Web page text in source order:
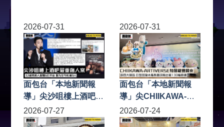
2026-07-31
面包台「本地新聞報
導」尖沙咀樓上酒吧嚴
重傷人案 32歲男商人
留醫6日不治 警方至今
2026-07-31
面包台「本地新聞報
導」尖CHIIKAWA-
ARTIVERSE特展載譽
歸來 設四大展區 巨型
2026-07-27 2026-07-24